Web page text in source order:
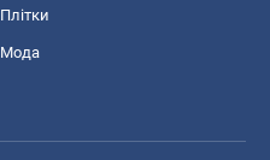
Плітки
Мода